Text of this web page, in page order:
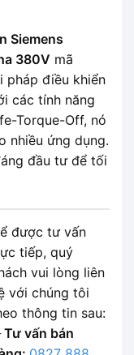
Siemens
380V mã
pháp điều khiển
các tính năng
Torque-Off, nó
nhiều ứng dụng.
đầu tư để tối
được tư vấn
tiếp, quý
vui lòng liên
với chúng tôi
thông tin sau:
Tư vấn bán